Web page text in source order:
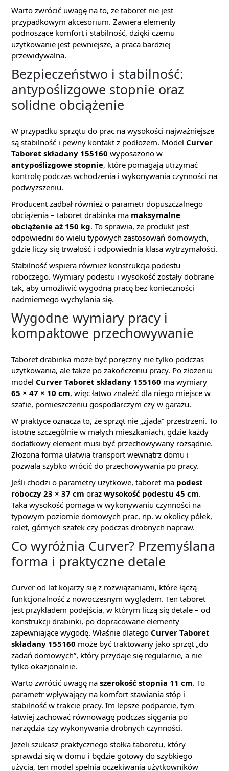
Warto zwrócić uwagę na to, że taboret nie jest
przypadkowym akcesorium. Zawiera elementy
podnoszące komfort i stabilność, dzięki czemu
użytkowanie jest pewniejsze, a praca bardziej
przewidywalna.
Bezpieczeństwo i stabilność:
antypoślizgowe stopnie oraz
solidne obciążenie
W przypadku sprzętu do prac na wysokości najważniejsze
są stabilność i pewny kontakt z podłożem. Model Curver
Taboret składany 155160 wyposażono w
antypoślizgowe stopnie, które pomagają utrzymać
kontrolę podczas wchodzenia i wykonywania czynności na
podwyższeniu.
Producent zadbał również o parametr dopuszczalnego
obciążenia – taboret drabinka ma maksymalne
obciążenie aż 150 kg. To sprawia, że produkt jest
odpowiedni do wielu typowych zastosowań domowych,
gdzie liczy się trwałość i odpowiednia klasa wytrzymałości.
Stabilność wspiera również konstrukcja podestu
roboczego. Wymiary podestu i wysokość zostały dobrane
tak, aby umożliwić wygodną pracę bez konieczności
nadmiernego wychylania się.
Wygodne wymiary pracy i
kompaktowe przechowywanie
Taboret drabinka może być poręczny nie tylko podczas
użytkowania, ale także po zakończeniu pracy. Po złożeniu
model Curver Taboret składany 155160 ma wymiary
65 × 47 × 10 cm, więc łatwo znaleźć dla niego miejsce w
szafie, pomieszczeniu gospodarczym czy w garażu.
W praktyce oznacza to, że sprzęt nie „zjada” przestrzeni. To
istotne szczególnie w małych mieszkaniach, gdzie każdy
dodatkowy element musi być przechowywany rozsądnie.
Złożona forma ułatwia transport wewnątrz domu i
pozwala szybko wrócić do przechowywania po pracy.
Jeśli chodzi o parametry użytkowe, taboret ma podest
roboczy 23 × 37 cm oraz wysokość podestu 45 cm.
Taka wysokość pomaga w wykonywaniu czynności na
typowym poziomie domowych prac, np. w okolicy półek,
rolet, górnych szafek czy podczas drobnych napraw.
Co wyróżnia Curver? Przemyślana
forma i praktyczne detale
Curver od lat kojarzy się z rozwiązaniami, które łączą
funkcjonalność z nowoczesnym wyglądem. Ten taboret
jest przykładem podejścia, w którym liczą się detale – od
konstrukcji drabinki, po dopracowane elementy
zapewniające wygodę. Właśnie dlatego Curver Taboret
składany 155160 może być traktowany jako sprzęt „do
zadań domowych”, który przydaje się regularnie, a nie
tylko okazjonalnie.
Warto zwrócić uwagę na szerokość stopnia 11 cm. To
parametr wpływający na komfort stawiania stóp i
stabilność w trakcie pracy. Im lepsze podparcie, tym
łatwiej zachować równowagę podczas sięgania po
narzędzia czy wykonywania drobnych czynności.
Jeżeli szukasz praktycznego stołka taboretu, który
sprawdzi się w domu i będzie gotowy do szybkiego
użycia, ten model spełnia oczekiwania użytkowników